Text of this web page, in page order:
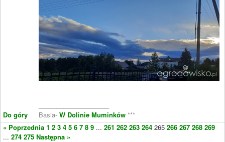
Do góry
Basia- W Dolinie Muminków ***
« Poprzednia 1 2 3 4 5 6 7 8 9 ... 261 262 263 264 265 266 267 268 269
... 274 275 Następna »